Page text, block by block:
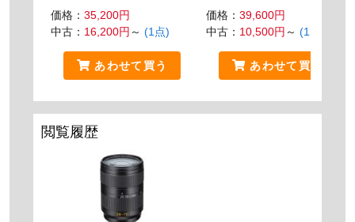
価格： 35,200円
中古： 16,200円 ～ (1点)
あわせて買う
価格： 39,600円
中古： 10,500円 ～ (1点)
あわせて買う
閲覧履歴